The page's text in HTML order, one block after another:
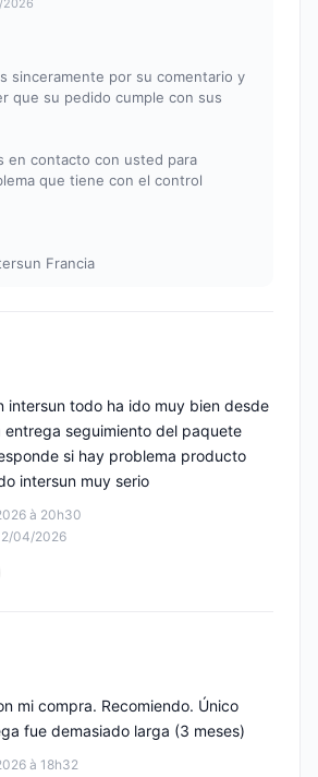
2026
sinceramente por su comentario y
que su pedido cumple con sus
en contacto con usted para
que tiene con el control
Francia
à 20h30
04/2026
intersun todo ha ido muy bien desde
entrega seguimiento del paquete
si hay problema producto
intersun muy serio
à 18h32
mi compra. Recomiendo. Único
fue demasiado larga (3 meses)